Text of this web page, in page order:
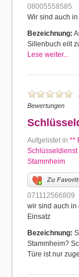
08005558585
Wir sind auch
Bezeichnung:
Sillenbuch eilt
Lese weiter...
Bewertungen
Aufgelistet in **
Schlüsseldienst
Stammheim
Zu
071112566809
wir sind auch in
Einsatz
Bezeichnung:
Stammheim?
Türe ist nur